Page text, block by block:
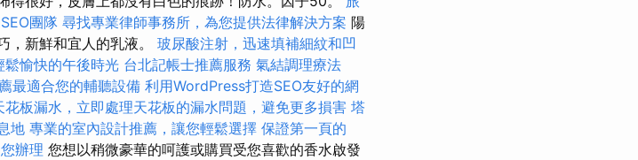
團隊 尋找專業律師事務所，為您提供法律解決方案 陽
，新鮮和宜人的乳液。 玻尿酸注射，迅速填補細紋和凹
愉快的午後時光 台北記帳士推薦服務 氣結調理療法
最適合您的輔聽設備 利用WordPress打造SEO友好的網
花板漏水，立即處理天花板的漏水問題，避免更多損害 塔
地 專業的室內設計推薦，讓您輕鬆選擇 保證第一頁的
辦理 您想以稍微豪華的呵護或購買受您喜歡的香水啟發